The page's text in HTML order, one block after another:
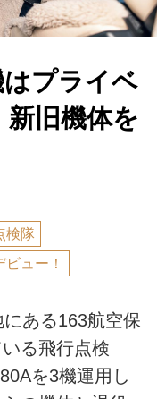
プライベ
旧機体を
検隊
ュー！
ある163航空保
る飛行点検
を3機運用し